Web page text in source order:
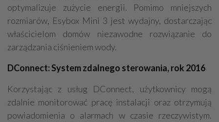
optymalizuje zużycie energii. Pomimo mniejszych
rozmiarów, Esybox Mini 3 jest wydajny, dostarczając
właścicielom domów niezawodne rozwiązanie do
zarządzania ciśnieniem wody.
DConnect: System zdalnego sterowania, rok 2016
Korzystając z usług DConnect, użytkownicy mogą
zdalnie monitorować pracę instalacji oraz otrzymują
powiadomienia o alarmach w czasie rzeczywistym.